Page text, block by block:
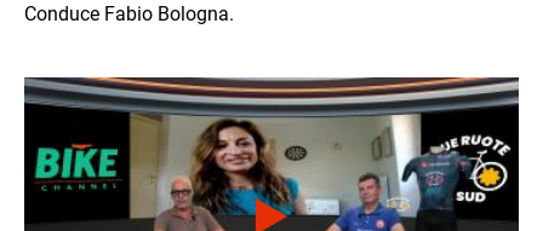
Conduce Fabio Bologna.
Immagine